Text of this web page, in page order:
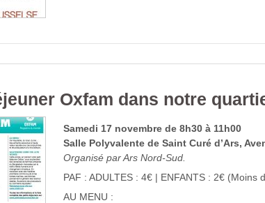
Oxfam dans notre
Samedi 17 novembre de 8h30 à 11h00
Salle Polyvalente de Saint Curé d’Ars,
Organisé par Ars Nord-Sud.
PAF : ADULTES : 4€ | ENFANTS : 2€ (Moins
AU MENU :